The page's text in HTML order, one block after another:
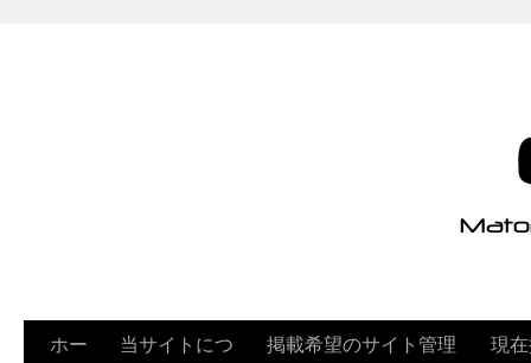
ホー
当サイトにつ
掲載希望のサイト管理
現